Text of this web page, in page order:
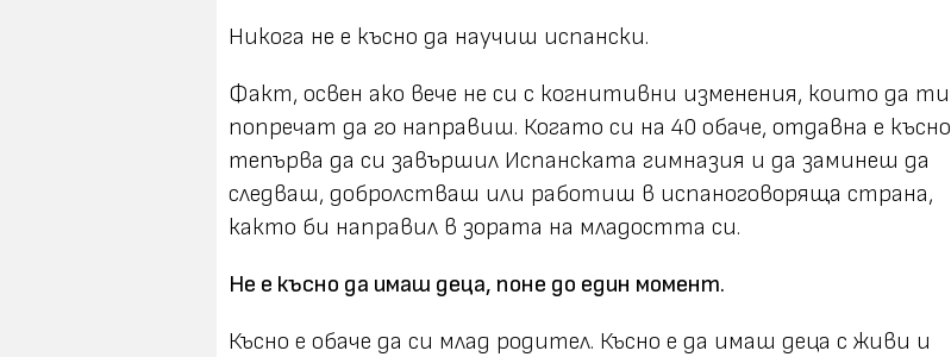
Никога не е късно да научиш испански.
Факт, освен ако вече не си с когнитивни изменения, които да ти
попречат да го направиш. Когато си на 40 обаче, отдавна е късно
тепърва да си завършил Испанската гимназия и да заминеш да
следваш, добролстваш или работиш в испаноговоряща страна,
както би направил в зората на младостта си.
Не е късно да имаш деца, поне до един момент.
Късно е обаче да си млад родител. Късно е да имаш деца с живи и